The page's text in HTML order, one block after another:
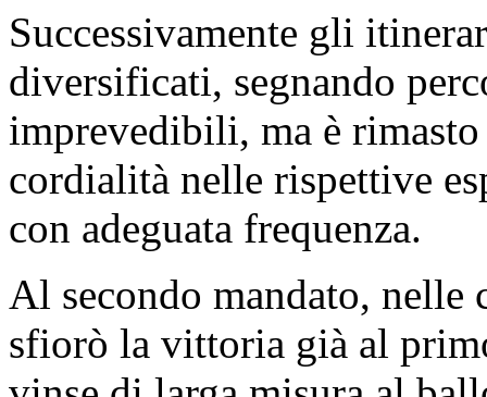
Successivamente gli
diversificati, segnando
imprevedibili, ma è
cordialità nelle rispettive
con adeguata frequenza.
Al secondo mandato,
sfiorò la vittoria già al